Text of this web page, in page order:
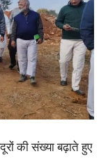
की संख्या बढ़ाते हुए